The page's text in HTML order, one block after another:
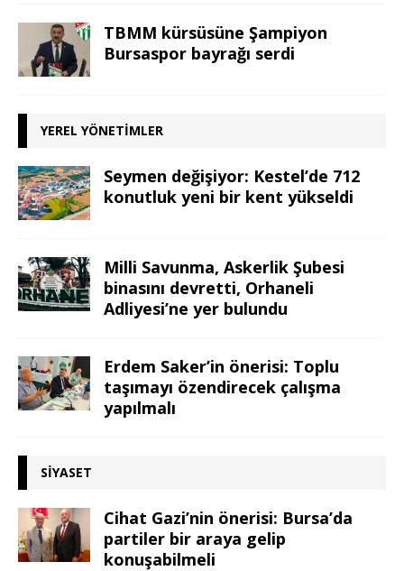
TBMM kürsüsüne Şampiyon
Bursaspor bayrağı serdi
YEREL YÖNETIMLER
Seymen değişiyor: Kestel’de 712
konutluk yeni bir kent yükseldi
Milli Savunma, Askerlik Şubesi
binasını devretti, Orhaneli
Adliyesi’ne yer bulundu
Erdem Saker’in önerisi: Toplu
taşımayı özendirecek çalışma
yapılmalı
SIYASET
Cihat Gazi’nin önerisi: Bursa’da
partiler bir araya gelip
konuşabilmeli